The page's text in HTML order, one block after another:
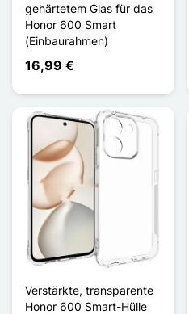
gehärtetem Glas für das
Honor 600 Smart
(Einbaurahmen)
16,99 €
Verstärkte, transparente
Honor 600 Smart-Hülle